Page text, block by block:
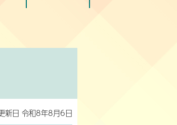
日 令和8年8月6日